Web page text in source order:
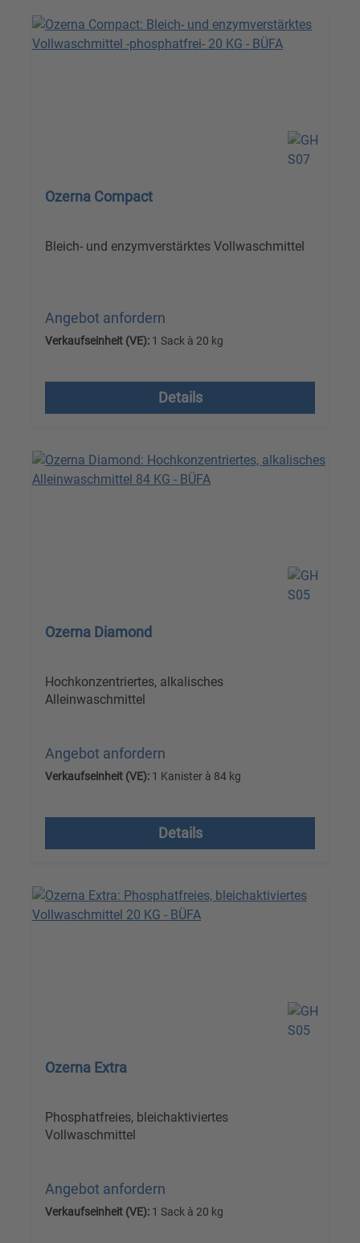
Ozerna Compact
Bleich- und enzymverstärktes Vollwaschmittel
Angebot anfordern
Verkaufseinheit (VE): 1 Sack à 20 kg
Details
Ozerna Diamond
Hochkonzentriertes, alkalisches
Alleinwaschmittel
Angebot anfordern
Verkaufseinheit (VE): 1 Kanister à 84 kg
Details
Ozerna Extra
Phosphatfreies, bleichaktiviertes
Vollwaschmittel
Angebot anfordern
Verkaufseinheit (VE): 1 Sack à 20 kg